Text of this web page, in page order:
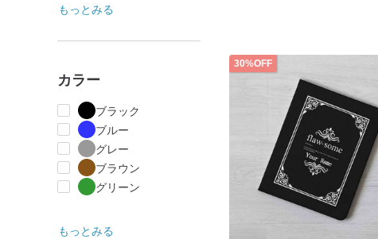
もっとみる
カラー
ブラック
ブルー
グレー
ブラウン
グリーン
もっとみる
30%OFF